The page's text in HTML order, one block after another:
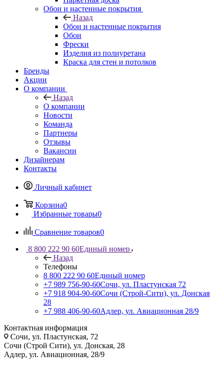
Обои и настенные покрытия
Назад
Обои и настенные покрытия
Обои
Фрески
Изделия из полиуретана
Краска для стен и потолков
Бренды
Акции
О компании
Назад
О компании
Новости
Команда
Партнеры
Отзывы
Вакансии
Дизайнерам
Контакты
Личный кабинет
Корзина0
Избранные товары0
Сравнение товаров0
8 800 222 90 60Единый номер
Назад
Телефоны
8 800 222 90 60Единый номер
+7 989 756-90-60Сочи, ул. Пластунская 72
+7 918 904-90-60Сочи (Строй-Сити), ул. Донская
28
+7 988 406-90-60Адлер, ул. Авиационная 28/9
Контактная информация
Сочи, ул. Пластунская, 72
Сочи (Строй Сити), ул. Донская, 28
Адлер, ул. Авиационная, 28/9